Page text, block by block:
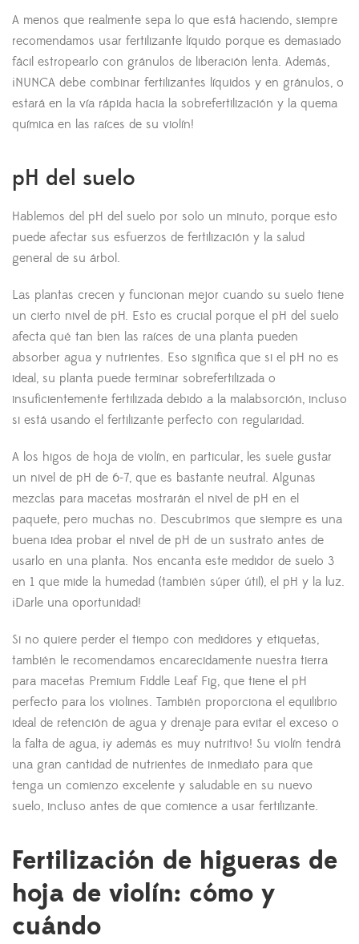
A menos que realmente sepa lo que está haciendo, siempre
recomendamos usar fertilizante líquido porque es demasiado
fácil estropearlo con gránulos de liberación lenta. Además,
¡NUNCA debe combinar fertilizantes líquidos y en gránulos, o
estará en la vía rápida hacia la sobrefertilización y la quema
química en las raíces de su violín!
pH del suelo
Hablemos del pH del suelo por solo un minuto, porque esto
puede afectar sus esfuerzos de fertilización y la salud
general de su árbol.
Las plantas crecen y funcionan mejor cuando su suelo tiene
un cierto nivel de pH. Esto es crucial porque el pH del suelo
afecta qué tan bien las raíces de una planta pueden
absorber agua y nutrientes. Eso significa que si el pH no es
ideal, su planta puede terminar sobrefertilizada o
insuficientemente fertilizada debido a la malabsorción, incluso
si está usando el fertilizante perfecto con regularidad.
A los higos de hoja de violín, en particular, les suele gustar
un nivel de pH de 6-7, que es bastante neutral. Algunas
mezclas para macetas mostrarán el nivel de pH en el
paquete, pero muchas no. Descubrimos que siempre es una
buena idea probar el nivel de pH de un sustrato antes de
usarlo en una planta. Nos encanta este medidor de suelo 3
en 1 que mide la humedad (también súper útil), el pH y la luz.
¡Darle una oportunidad!
Si no quiere perder el tiempo con medidores y etiquetas,
también le recomendamos encarecidamente nuestra tierra
para macetas Premium Fiddle Leaf Fig, que tiene el pH
perfecto para los violines. También proporciona el equilibrio
ideal de retención de agua y drenaje para evitar el exceso o
la falta de agua, ¡y además es muy nutritivo! Su violín tendrá
una gran cantidad de nutrientes de inmediato para que
tenga un comienzo excelente y saludable en su nuevo
suelo, incluso antes de que comience a usar fertilizante.
Fertilización de higueras de
hoja de violín: cómo y
cuándo